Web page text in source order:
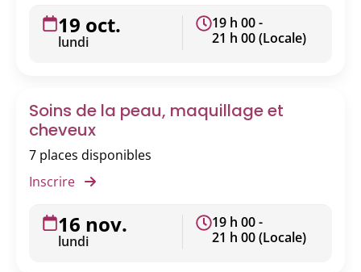
19 oct.
lundi
19 h 00 -
21 h 00 (Locale)
Soins de la peau, maquillage et
cheveux
7 places disponibles
Inscrire
16 nov.
lundi
19 h 00 -
21 h 00 (Locale)